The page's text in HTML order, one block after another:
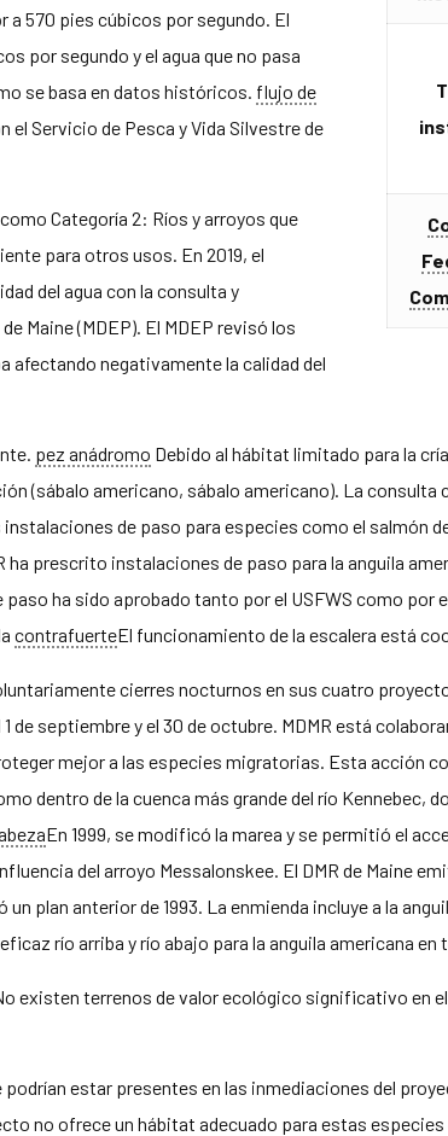
570 pies cúbicos por segundo. El
por segundo y el agua que no pasa
se basa en datos históricos. flujo de
el Servicio de Pesca y Vida Silvestre de
Categoría 2: Ríos y arroyos que
para otros usos. En 2019, el
del agua con la consulta y
Maine (MDEP). El MDEP revisó los
afectando negativamente la calidad del
pez anádromo Debido al hábitat limitado para la
(sábalo americano, sábalo americano). La consulta
de paso para especies como el salmón
ha prescrito instalaciones de paso para la anguila
ha sido aprobado tanto por el USFWS como por
contrafuerteEl funcionamiento de la escalera está
cierres nocturnos en sus cuatro
de septiembre y el 30 de octubre. MDMR está
mejor a las especies migratorias. Esta acción
dentro de la cuenca más grande del río Kennebec,
En 1999, se modificó la marea y se permitió el
del arroyo Messalonskee. El DMR de Maine
plan anterior de 1993. La enmienda incluye a la
río arriba y río abajo para la anguila americana
existen terrenos de valor ecológico significativo en
estar presentes en las inmediaciones del
no ofrece un hábitat adecuado para estas